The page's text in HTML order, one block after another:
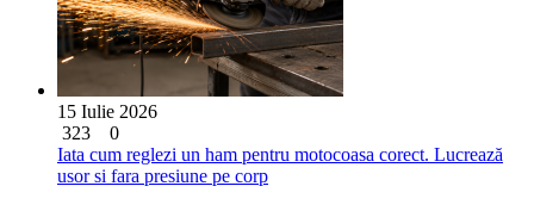
15 Iulie 2026
323
0
Iata cum reglezi un ham pentru motocoasa corect. Lucrează
usor si fara presiune pe corp